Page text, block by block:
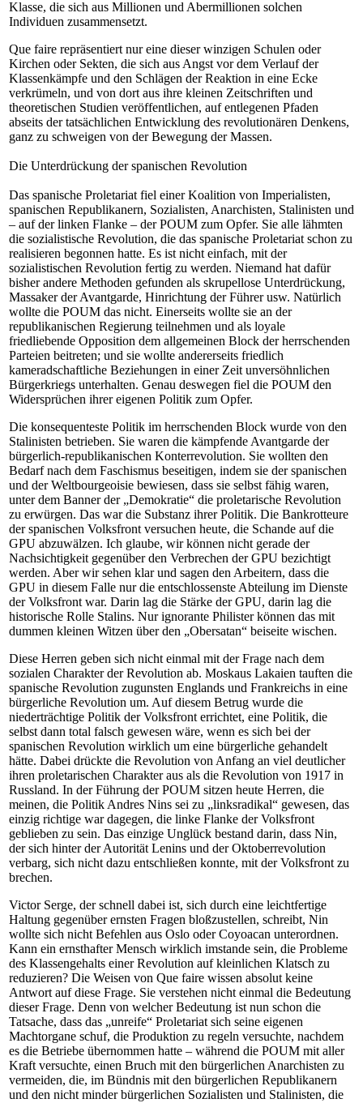
Klasse, die sich aus Millionen und Abermillionen solchen
Individuen zusammensetzt.
Que faire repräsentiert nur eine dieser winzigen Schulen oder
Kirchen oder Sekten, die sich aus Angst vor dem Verlauf der
Klassenkämpfe und den Schlägen der Reaktion in eine Ecke
verkrümeln, und von dort aus ihre kleinen Zeitschriften und
theoretischen Studien veröffentlichen, auf entlegenen Pfaden
abseits der tatsächlichen Entwicklung des revolutionären Denkens,
ganz zu schweigen von der Bewegung der Massen.
Die Unterdrückung der spanischen Revolution
Das spanische Proletariat fiel einer Koalition von Imperialisten,
spanischen Republikanern, Sozialisten, Anarchisten, Stalinisten und
– auf der linken Flanke – der POUM zum Opfer. Sie alle lähmten
die sozialistische Revolution, die das spanische Proletariat schon zu
realisieren begonnen hatte. Es ist nicht einfach, mit der
sozialistischen Revolution fertig zu werden. Niemand hat dafür
bisher andere Methoden gefunden als skrupellose Unterdrückung,
Massaker der Avantgarde, Hinrichtung der Führer usw. Natürlich
wollte die POUM das nicht. Einerseits wollte sie an der
republikanischen Regierung teilnehmen und als loyale
friedliebende Opposition dem allgemeinen Block der herrschenden
Parteien beitreten; und sie wollte andererseits friedlich
kameradschaftliche Beziehungen in einer Zeit unversöhnlichen
Bürgerkriegs unterhalten. Genau deswegen fiel die POUM den
Widersprüchen ihrer eigenen Politik zum Opfer.
Die konsequenteste Politik im herrschenden Block wurde von den
Stalinisten betrieben. Sie waren die kämpfende Avantgarde der
bürgerlich-republikanischen Konterrevolution. Sie wollten den
Bedarf nach dem Faschismus beseitigen, indem sie der spanischen
und der Weltbourgeoisie bewiesen, dass sie selbst fähig waren,
unter dem Banner der „Demokratie“ die proletarische Revolution
zu erwürgen. Das war die Substanz ihrer Politik. Die Bankrotteure
der spanischen Volksfront versuchen heute, die Schande auf die
GPU abzuwälzen. Ich glaube, wir können nicht gerade der
Nachsichtigkeit gegenüber den Verbrechen der GPU bezichtigt
werden. Aber wir sehen klar und sagen den Arbeitern, dass die
GPU in diesem Falle nur die entschlossenste Abteilung im Dienste
der Volksfront war. Darin lag die Stärke der GPU, darin lag die
historische Rolle Stalins. Nur ignorante Philister können das mit
dummen kleinen Witzen über den „Obersatan“ beiseite wischen.
Diese Herren geben sich nicht einmal mit der Frage nach dem
sozialen Charakter der Revolution ab. Moskaus Lakaien tauften die
spanische Revolution zugunsten Englands und Frankreichs in eine
bürgerliche Revolution um. Auf diesem Betrug wurde die
niederträchtige Politik der Volksfront errichtet, eine Politik, die
selbst dann total falsch gewesen wäre, wenn es sich bei der
spanischen Revolution wirklich um eine bürgerliche gehandelt
hätte. Dabei drückte die Revolution von Anfang an viel deutlicher
ihren proletarischen Charakter aus als die Revolution von 1917 in
Russland. In der Führung der POUM sitzen heute Herren, die
meinen, die Politik Andres Nins sei zu „linksradikal“ gewesen, das
einzig richtige war dagegen, die linke Flanke der Volksfront
geblieben zu sein. Das einzige Unglück bestand darin, dass Nin,
der sich hinter der Autorität Lenins und der Oktoberrevolution
verbarg, sich nicht dazu entschließen konnte, mit der Volksfront zu
brechen.
Victor Serge, der schnell dabei ist, sich durch eine leichtfertige
Haltung gegenüber ernsten Fragen bloßzustellen, schreibt, Nin
wollte sich nicht Befehlen aus Oslo oder Coyoacan unterordnen.
Kann ein ernsthafter Mensch wirklich imstande sein, die Probleme
des Klassengehalts einer Revolution auf kleinlichen Klatsch zu
reduzieren? Die Weisen von Que faire wissen absolut keine
Antwort auf diese Frage. Sie verstehen nicht einmal die Bedeutung
dieser Frage. Denn von welcher Bedeutung ist nun schon die
Tatsache, dass das „unreife“ Proletariat sich seine eigenen
Machtorgane schuf, die Produktion zu regeln versuchte, nachdem
es die Betriebe übernommen hatte – während die POUM mit aller
Kraft versuchte, einen Bruch mit den bürgerlichen Anarchisten zu
vermeiden, die, im Bündnis mit den bürgerlichen Republikanern
und den nicht minder bürgerlichen Sozialisten und Stalinisten, die